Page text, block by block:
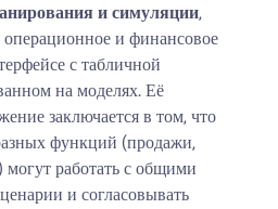
и симуляции,
операционное и финансовое
с табличной
на моделях. Её
заключается в том, что
функций (продажи,
работать с общими
и согласовывать